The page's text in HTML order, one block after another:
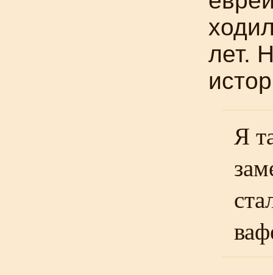
лет.
Я